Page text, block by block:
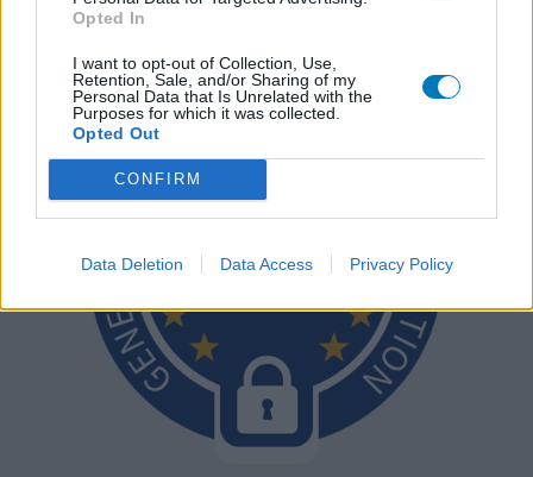
Opted In
I want to opt-out of Collection, Use,
Retention, Sale, and/or Sharing of my
Personal Data that Is Unrelated with the
Purposes for which it was collected.
Opted Out
CONFIRM
Data Deletion Data Access Privacy Policy
farmaci.